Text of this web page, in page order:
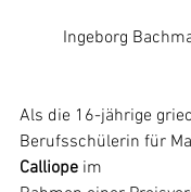
Ingeborg
Als die 16-jährige
Berufsschülerin für
Calliope im